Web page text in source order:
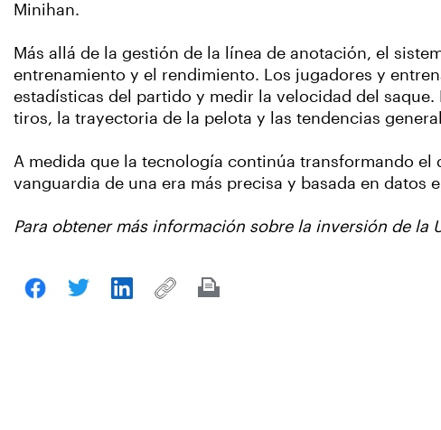
Minihan.
Más allá de la gestión de la línea de anotación, el
entrenamiento y el rendimiento. Los jugadores y
estadísticas del partido y medir la velocidad del
tiros, la trayectoria de la pelota y las tendencias
A medida que la tecnología continúa transformando el
vanguardia de una era más precisa y basada en datos
Para obtener más información sobre la inversión de la